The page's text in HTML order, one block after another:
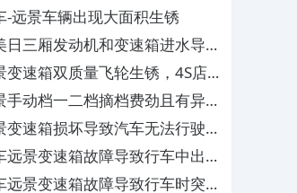
-远景车辆出现大面积生锈
日三厢发动机和变速箱进水导致
，4S店不给保修
变速箱双质量飞轮生锈，4S店
维修
手动档一二档摘档费劲且有异
以过保为由不予维修
变速箱损坏导致汽车无法行驶，
给予补偿
远景变速箱故障导致行车中出现
况，4S店以过保为由需自费维
远景变速箱故障导致行车时突发